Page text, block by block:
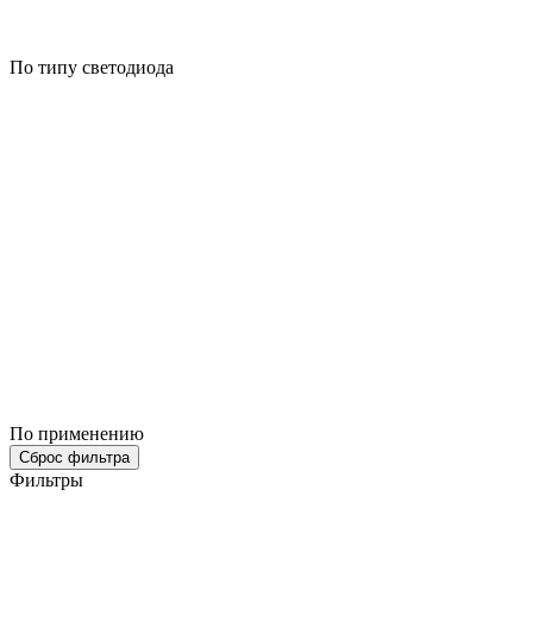
По типу светодиода
По применению
Сброс фильтра
Фильтры